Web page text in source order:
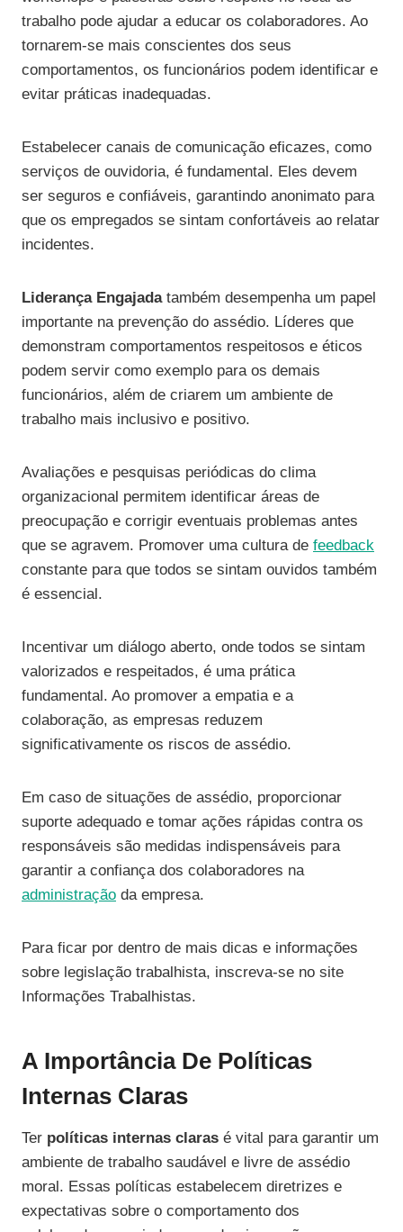
trabalho pode ajudar a educar os colaboradores. Ao
tornarem-se mais conscientes dos seus
comportamentos, os funcionários podem identificar e
evitar práticas inadequadas.
Estabelecer canais de comunicação eficazes, como
serviços de ouvidoria, é fundamental. Eles devem
ser seguros e confiáveis, garantindo anonimato para
que os empregados se sintam confortáveis ao relatar
incidentes.
Liderança Engajadatambém desempenha um papel
importante na prevenção do assédio. Líderes que
demonstram comportamentos respeitosos e éticos
podem servir como exemplo para os demais
funcionários, além de criarem um ambiente de
trabalho mais inclusivo e positivo.
Avaliações e pesquisas periódicas do clima
organizacional permitem identificar áreas de
preocupação e corrigir eventuais problemas antes
que se agravem. Promover uma cultura de feedback
constante para que todos se sintam ouvidos também
é essencial.
Incentivar um diálogo aberto, onde todos se sintam
valorizados e respeitados, é uma prática
fundamental. Ao promover a empatia e a
colaboração, as empresas reduzem
significativamente os riscos de assédio.
Em caso de situações de assédio, proporcionar
suporte adequado e tomar ações rápidas contra os
responsáveis são medidas indispensáveis para
garantir a confiança dos colaboradores na
administração da empresa.
Para ficar por dentro de mais dicas e informações
sobre legislação trabalhista, inscreva-se no site
Informações Trabalhistas.
A Importância De Políticas
Internas Claras
Ter políticas internas claras é vital para garantir um
ambiente de trabalho saudável e livre de assédio
moral. Essas políticas estabelecem diretrizes e
expectativas sobre o comportamento dos